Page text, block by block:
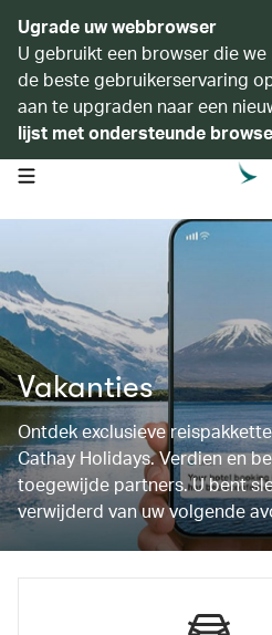
Ugrade uw webbrowser
U gebruikt een browser die
de beste gebruikerservaring
aan te upgraden naar een
lijst met ondersteunde
open navigation menu
Vakanties
Ontdek exclusieve
Cathay Holidays. Verdien en
toegewijde partners. U bent
verwijderd van uw volgende